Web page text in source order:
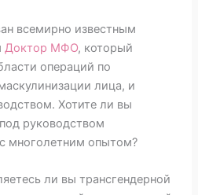
всемирно известным
Доктор МФО, который
операций по
лица, и
Хотите ли вы
под руководством
многолетним опытом?
ли вы трансгендерной